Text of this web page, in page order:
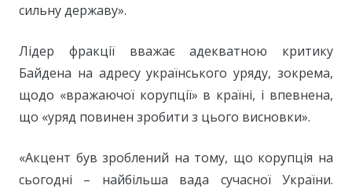
сильну державу».
Лідер фракції вважає адекватною критику
Байдена на адресу українського уряду, зокрема,
щодо «вражаючої корупції» в країні, і впевнена,
що «уряд повинен зробити з цього висновки».
«Акцент був зроблений на тому, що корупція на
сьогодні – найбільша вада сучасної України.